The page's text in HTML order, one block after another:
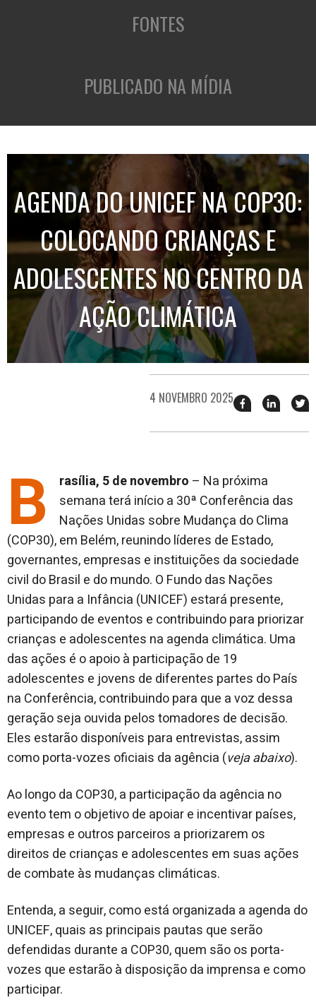
FONTES
PUBLICADO NA MÍDIA
AGENDA DO UNICEF NA COP30:
COLOCANDO CRIANÇAS E
ADOLESCENTES NO CENTRO DA
AÇÃO CLIMÁTICA
4 NOVEMBRO 2025 Compartilhar
esse
no
esse
no
B rasília, 5 de novembro – Na próxima
semana terá início a 30ª Conferência das
Nações Unidas sobre Mudança do Clima
(COP30), em Belém, reunindo líderes de Estado,
governantes, empresas e instituições da sociedade
civil do Brasil e do mundo. O Fundo das Nações
Unidas para a Infância (UNICEF) estará presente,
participando de eventos e contribuindo para priorizar
crianças e adolescentes na agenda climática. Uma
das ações é o apoio à participação de 19
adolescentes e jovens de diferentes partes do País
na Conferência, contribuindo para que a voz dessa
geração seja ouvida pelos tomadores de decisão.
Eles estarão disponíveis para entrevistas, assim
como porta-vozes oficiais da agência (veja abaixo).
Ao longo da COP30, a participação da agência no
evento tem o objetivo de apoiar e incentivar países,
empresas e outros parceiros a priorizarem os
direitos de crianças e adolescentes em suas ações
de combate às mudanças climáticas.
Entenda, a seguir, como está organizada a agenda do
UNICEF, quais as principais pautas que serão
defendidas durante a COP30, quem são os porta-
vozes que estarão à disposição da imprensa e como
participar.